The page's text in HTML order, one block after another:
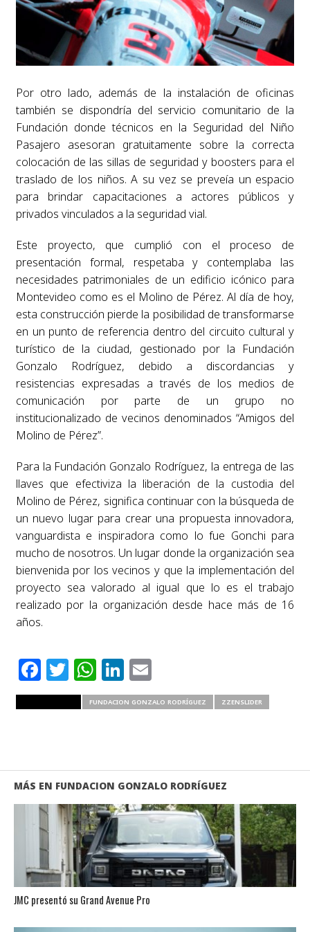
Por otro lado, además de la instalación de oficinas
también se dispondría del servicio comunitario de la
Fundación donde técnicos en la Seguridad del Niño
Pasajero asesoran gratuitamente sobre la correcta
colocación de las sillas de seguridad y boosters para el
traslado de los niños. A su vez se preveía un espacio
para brindar capacitaciones a actores públicos y
privados vinculados a la seguridad vial.
Este proyecto, que cumplió con el proceso de
presentación formal, respetaba y contemplaba las
necesidades patrimoniales de un edificio icónico para
Montevideo como es el Molino de Pérez. Al día de hoy,
esta construcción pierde la posibilidad de transformarse
en un punto de referencia dentro del circuito cultural y
turístico de la ciudad, gestionado por la Fundación
Gonzalo Rodríguez, debido a discordancias y
resistencias expresadas a través de los medios de
comunicación por parte de un grupo no
institucionalizado de vecinos denominados “Amigos del
Molino de Pérez”.
Para la Fundación Gonzalo Rodríguez, la entrega de las
llaves que efectiviza la liberación de la custodia del
Molino de Pérez, significa continuar con la búsqueda de
un nuevo lugar para crear una propuesta innovadora,
vanguardista e inspiradora como lo fue Gonchi para
mucho de nosotros. Un lugar donde la organización sea
bienvenida por los vecinos y que la implementación del
proyecto sea valorado al igual que lo es el trabajo
realizado por la organización desde hace más de 16
años.
Facebook
Twitter
WhatsApp
LinkedIn
Email
FUNDACION GONZALO RODRÍGUEZ ZZENSLIDER
MÁS EN FUNDACION GONZALO RODRÍGUEZ
JMC presentó su Grand Avenue Pro